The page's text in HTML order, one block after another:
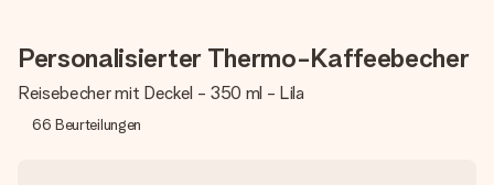
Personalisierter Thermo-Kaffeebecher
Reisebecher mit Deckel - 350 ml - Lila
66 Beurteilungen